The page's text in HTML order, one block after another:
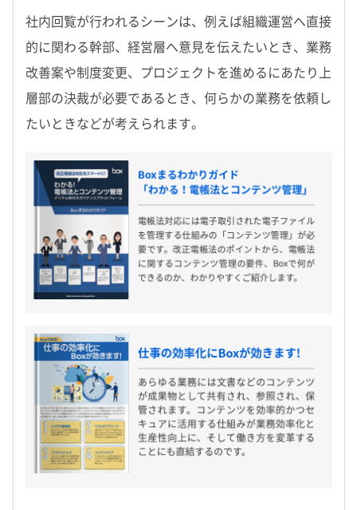
社内回覧が行われるシーンは、例えば組織運営へ直接
的に関わる幹部、経営層へ意見を伝えたいとき、業務
改善案や制度変更、プロジェクトを進めるにあたり上
層部の決裁が必要であるとき、何らかの業務を依頼し
たいときなどが考えられます。